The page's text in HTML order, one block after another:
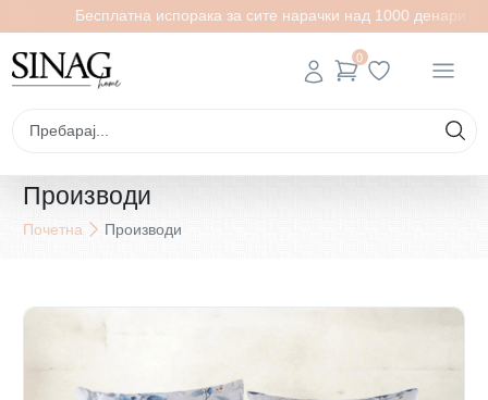
Бесплатна испорака за сите нарачки над 1000 денари
0
Производи
Почетна Производи